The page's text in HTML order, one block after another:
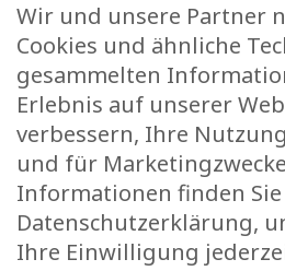
Mediathek
Raider Online
Formulare
FAQ
KONTAKT
Rue de l’École 15,
, L-8353 Garnich
Wir und unsere Partner
Cookies und ähnliche
gesammelten
Erlebnis auf unserer
verbessern, Ihre
und für
Informationen finden
Datenschutzerklärung,
Ihre Einwilligung